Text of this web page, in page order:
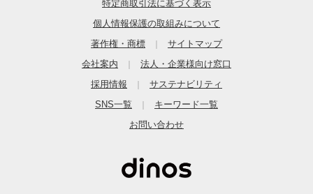
すが、フリーダイヤル0120-596-118（12：00-18：
00）までご連絡をいただき交換させていただけます
毛玉やほこりにつきましては、こちらの商品は表面
品特性上出てきてしまいます。その遊び毛がまと
まって毛玉になってしまったと推測されます。遊び
毛は徐々に落ち着いてきますので、遊び毛であれば
貴重なご意見を参考にさせていただき、今後の商品
特定商取引法に基づく表示
個人情報保護の取組みについて
著作権・商標
サイトマップ
会社案内
法人・企業様向け窓口
採用情報
サステナビリティ
SNS一覧
キーワード一覧
お問い合わせ